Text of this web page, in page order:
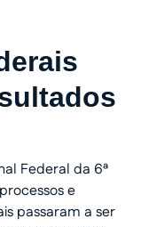
Federal da 6ª
e
passaram a ser